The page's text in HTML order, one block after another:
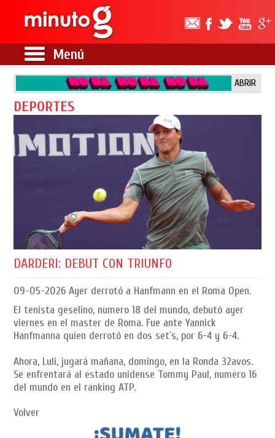
Menú
ABRIR
DEPORTES
DARDERI: DEBUT CON TRIUNFO
09-05-2026 Ayer derrotó a Hanfmann en el Roma Open.
El tenista geselino, numero 18 del mundo, debutó ayer
viernes en el master de Roma. Fue ante Yannick
Hanfmanna quien derrotó en dos set´s, por 6-4 y 6-4.
Ahora, Luli, jugará mañana, domingo, en la Ronda 32avos.
Se enfrentará al estado unidense Tommy Paul, numero 16
del mundo en el ranking ATP.
Volver